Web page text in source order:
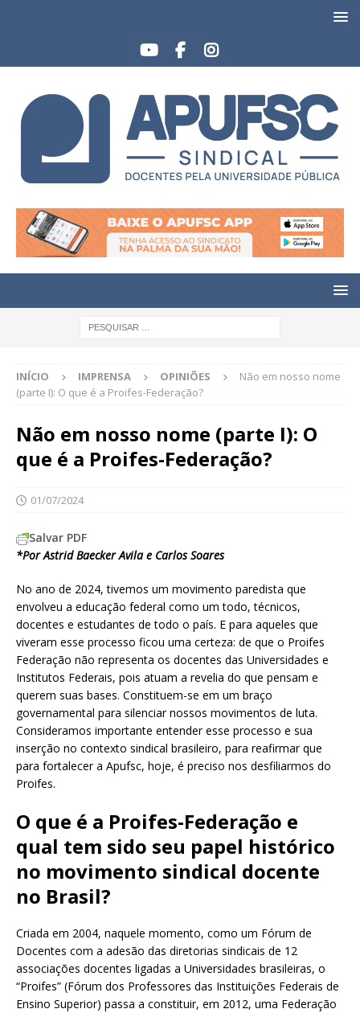
INÍCIO IMPRENSA OPINIÕES
Não em nosso nome
(parte I): O que é a Proifes-Federação?
Não em nosso nome (parte I): O
que é a Proifes-Federação?
01/07/2024
Salvar PDF
*Por Astrid Baecker Avila e Carlos Soares
No ano de 2024, tivemos um movimento paredista que
envolveu a educação federal como um todo, técnicos,
docentes e estudantes de todo o país. E para aqueles que
viveram esse processo ficou uma certeza: de que o Proifes
Federação não representa os docentes das Universidades e
Institutos Federais, pois atuam a revelia do que pensam e
querem suas bases. Constituem-se em um braço
governamental para silenciar nossos movimentos de luta.
Consideramos importante entender esse processo e sua
inserção no contexto sindical brasileiro, para reafirmar que
para fortalecer a Apufsc, hoje, é preciso nos desfiliarmos do
Proifes.
O que é a Proifes-Federação e
qual tem sido seu papel histórico
no movimento sindical docente
no Brasil?
Criada em 2004, naquele momento, como um Fórum de
Docentes com a adesão das diretorias sindicais de 12
associações docentes ligadas a Universidades brasileiras, o
“Proifes” (Fórum dos Professores das Instituições Federais de
Ensino Superior) passa a constituir, em 2012, uma Federação